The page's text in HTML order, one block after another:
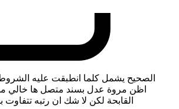
الصحيح يشمل كلما انطبقت عليه
اظن مروة عدل بسند متصل ها خالي
القابحة لكن لا شك ان رتبه